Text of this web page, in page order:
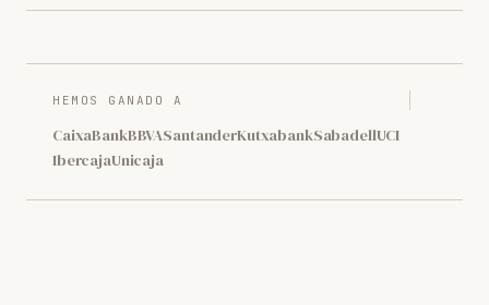
HEMOS GANADO A
CaixaBankBBVASantanderKutxabankSabadellUCI
IbercajaUnicaja